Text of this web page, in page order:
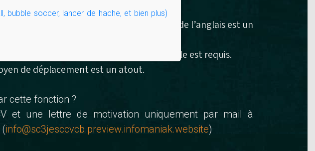
des horaires.
du néerlandais, de l’allemand et / ou de l’anglais est un
intérêt pour une autre langue nationale est requis.
de déplacement est un atout.
cette fonction ?
et une lettre de motivation uniquement par mail à
(info@sc3jesccvcb.preview.infomaniak.website)
bubble soccer, lancer de hache, et bien plus)